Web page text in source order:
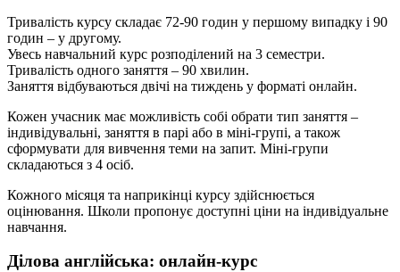
Тривалість курсу складає 72-90 годин у першому випадку і 90
годин – у другому.
Увесь навчальний курс розподілений на 3 семестри.
Тривалість одного заняття – 90 хвилин.
Заняття відбуваються двічі на тиждень у форматі онлайн.
Кожен учасник має можливість собі обрати тип заняття –
індивідувальні, заняття в парі або в міні-групі, а також
сформувати для вивчення теми на запит. Міні-групи
складаються з 4 осіб.
Кожного місяця та наприкінці курсу здійснюється
оцінювання. Школи пропонує доступні ціни на індивідуальне
навчання.
Ділова англійська: онлайн-курс